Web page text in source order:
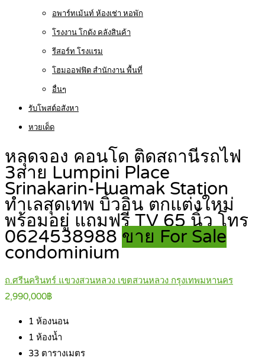
อพาร์ทเม้นท์ ห้องเช่า หอพัก
โรงงาน โกดัง คลังสินค้า
รีสอร์ท โรงแรม
โฮมออฟฟิต สำนักงาน พื้นที่
อื่นๆ
รับโพสต์อสังหา
หวยเด็ด
หลุดจอง คอนโด ติดสถานีรถไฟ
3สาย Lumpini Place
Srinakarin-Huamak Station
ทำเลสุดเทพ บิ้วอิน ตกแต่งใหม่
พร้อมอยู่ แถมฟรี TV 65 นิ้ว โทร
0624538988 ขาย For Sale
condominium
ถ.ศรีนครินทร์ แขวงสวนหลวง เขตสวนหลวง กรุงเทพมหานคร
2,990,000฿
1 ห้องนอน
1 ห้องน้ำ
33 ตารางเมตร